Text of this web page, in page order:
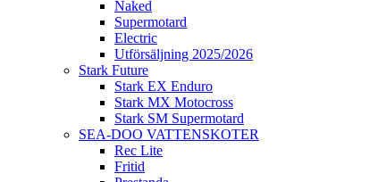
Naked
Supermotard
Electric
Utförsäljning 2025/2026
Stark Future
Stark EX Enduro
Stark MX Motocross
Stark SM Supermotard
SEA-DOO VATTENSKOTER
Rec Lite
Fritid